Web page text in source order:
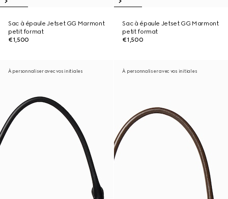
Sac à épaule Jetset GG Marmont
petit format
€1,500
Sac à épaule Jetset GG Marmont
petit format
€1,500
À personnaliser avec vos initiales À personnaliser avec vos initiales